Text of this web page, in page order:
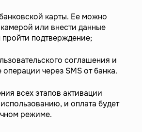
карты. Ее можно
или внести данные
пройти подтверждение;
соглашения и
через SMS от банка.
всех этапов активации
и оплата будет
режиме.